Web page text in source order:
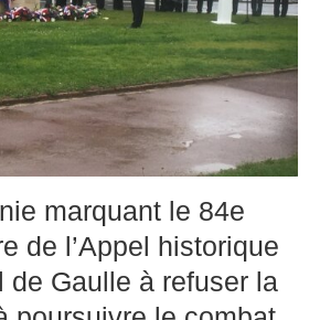
marquant le 84e
de l’Appel historique
de Gaulle à refuser la